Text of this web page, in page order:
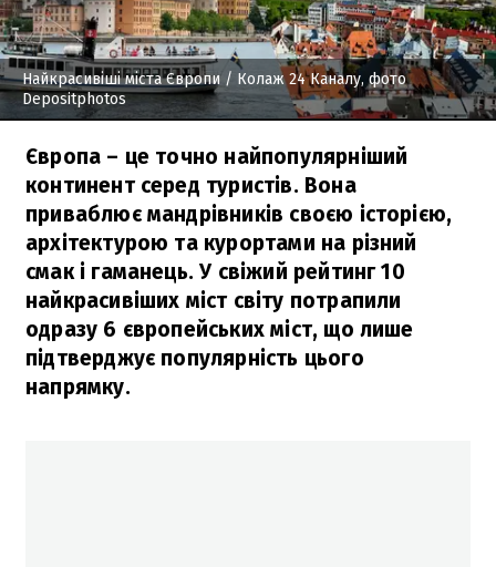
Найкрасивіші міста Європи/ Колаж 24 Каналу, фото
Depositphotos
Європа – це точно найпопулярніший
континент серед туристів. Вона
приваблює мандрівників своєю історією,
архітектурою та курортами на різний
смак і гаманець. У свіжий рейтинг 10
найкрасивіших міст світу потрапили
одразу 6 європейських міст, що лише
підтверджує популярність цього
напрямку.